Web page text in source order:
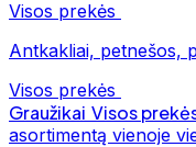
Visos prekės
Antkakliai, petnešos,
Visos prekės
Graužikai Visos
asortimentą vienoje